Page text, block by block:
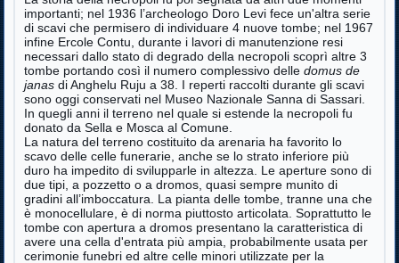
importanti; nel 1936 l’archeologo Doro Levi fece un'altra serie
di scavi che permisero di individuare 4 nuove tombe; nel 1967
infine Ercole Contu, durante i lavori di manutenzione resi
necessari dallo stato di degrado della necropoli scoprì altre 3
tombe portando così il numero complessivo delledomus de
janas di Anghelu Ruju a 38. I reperti raccolti durante gli scavi
sono oggi conservati nel Museo Nazionale Sanna di Sassari.
In quegli anni il terreno nel quale si estende la necropoli fu
donato da Sella e Mosca al Comune.
La natura del terreno costituito da arenaria ha favorito lo
scavo delle celle funerarie, anche se lo strato inferiore più
duro ha impedito di svilupparle in altezza. Le aperture sono di
due tipi, a pozzetto o a dromos, quasi sempre munito di
gradini all’imboccatura. La pianta delle tombe, tranne una che
è monocellulare, è di norma piuttosto articolata. Soprattutto le
tombe con apertura a dromos presentano la caratteristica di
avere una cella d'entrata più ampia, probabilmente usata per
cerimonie funebri ed altre celle minori utilizzate per la